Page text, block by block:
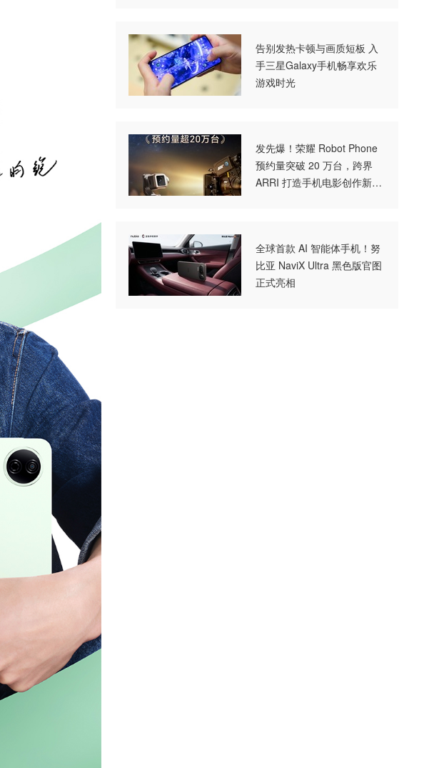
告别发热卡顿与画质短板 入
手三星Galaxy手机畅享欢乐
游戏时光
发先爆！荣耀 Robot Phone
预约量突破 20 万台，跨界
ARRI 打造手机电影创作新形
全球首款 AI 智能体手机！努
比亚 NaviX Ultra 黑色版官图
正式亮相